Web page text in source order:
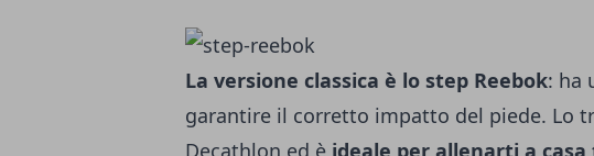
La versione classica è lo step Reebok: ha
garantire il corretto impatto del piede. Lo
Decathlon ed è ideale per allenarti a casa